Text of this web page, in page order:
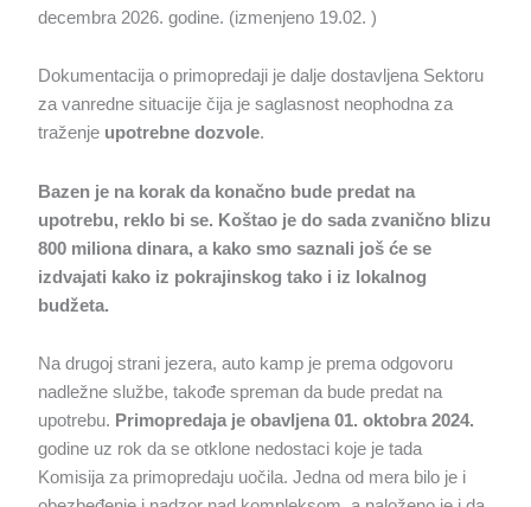
decembra 2026. godine. (izmenjeno 19.02. )
Dokumentacija o primopredaji je dalje dostavljena Sektoru
za vanredne situacije čija je saglasnost neophodna za
traženje upotrebne dozvole.
Bazen je na korak da konačno bude predat na
upotrebu, reklo bi se. Koštao je do sada zvanično blizu
800 miliona dinara, a kako smo saznali još će se
izdvajati kako iz pokrajinskog tako i iz lokalnog
budžeta.
Na drugoj strani jezera, auto kamp je prema odgovoru
nadležne službe, takođe spreman da bude predat na
upotrebu. Primopredaja je obavljena 01. oktobra 2024.
godine uz rok da se otklone nedostaci koje je tada
Komisija za primopredaju uočila. Jedna od mera bilo je i